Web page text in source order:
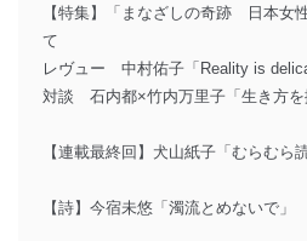
【特集】「まなざしの奇跡 日本女
て
レヴュー 中村佑子「Reality is
対談 石内都×竹内万里子「生き方を
【連載最終回】犬山紙子「むらむら
【詩】今宿未悠「濁流とめないで」